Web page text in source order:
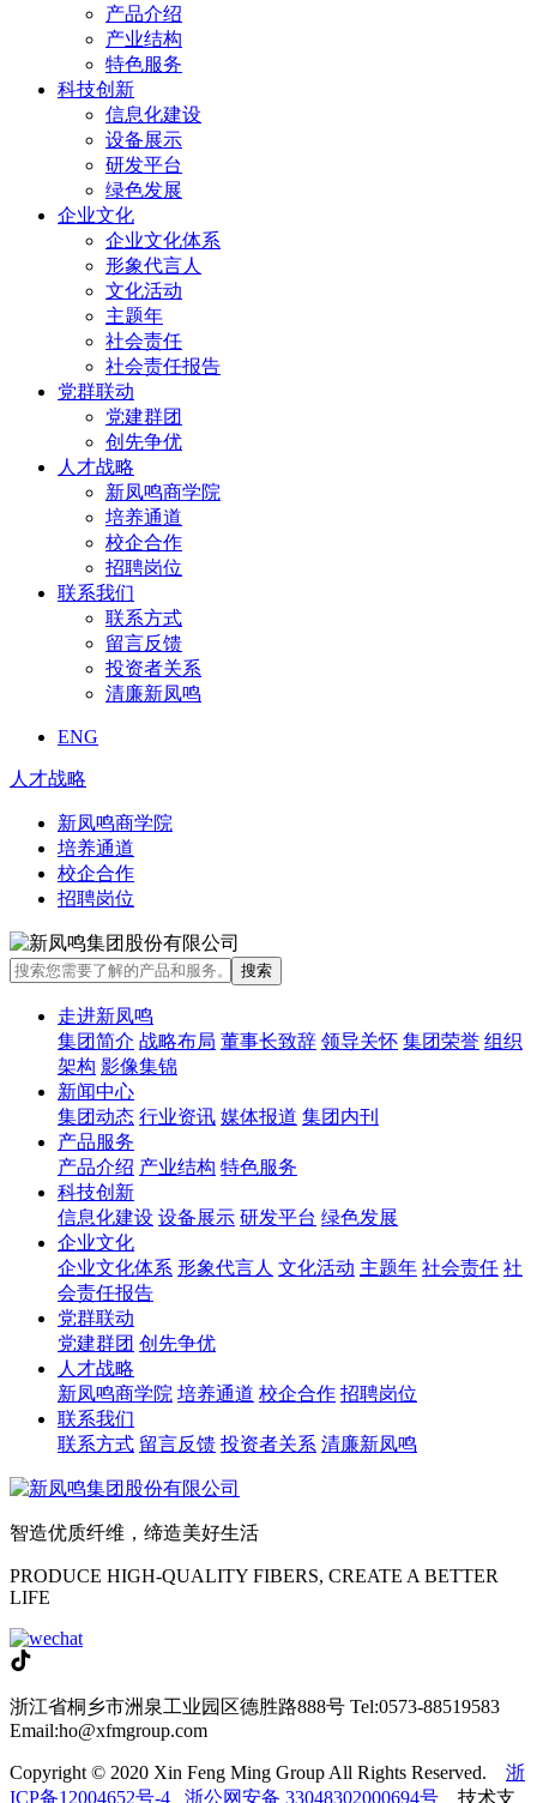
产品介绍
产业结构
特色服务
科技创新
信息化建设
设备展示
研发平台
绿色发展
企业文化
企业文化体系
形象代言人
文化活动
主题年
社会责任
社会责任报告
党群联动
党建群团
创先争优
人才战略
新凤鸣商学院
培养通道
校企合作
招聘岗位
联系我们
联系方式
留言反馈
投资者关系
清廉新凤鸣
ENG
人才战略
新凤鸣商学院
培养通道
校企合作
招聘岗位
走进新凤鸣
集团简介 战略布局 董事长致辞 领导关怀 集团荣誉 组织
架构 影像集锦
新闻中心
集团动态 行业资讯 媒体报道 集团内刊
产品服务
产品介绍 产业结构 特色服务
科技创新
信息化建设 设备展示 研发平台 绿色发展
企业文化
企业文化体系 形象代言人 文化活动 主题年 社会责任 社
会责任报告
党群联动
党建群团 创先争优
人才战略
新凤鸣商学院 培养通道 校企合作 招聘岗位
联系我们
联系方式 留言反馈 投资者关系 清廉新凤鸣
智造优质纤维，缔造美好生活
PRODUCE HIGH-QUALITY FIBERS, CREATE A BETTER
LIFE
浙江省桐乡市洲泉工业园区德胜路888号 Tel:0573-88519583
Email:ho@xfmgroup.com
Copyright © 2020 Xin Feng Ming Group All Rights Reserved. 浙
ICP备12004652号-4
浙公网安备 33048302000694号 技术支